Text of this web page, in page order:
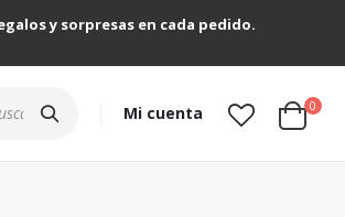
y sorpresas en cada pedido.
Mi cuenta Cart
0